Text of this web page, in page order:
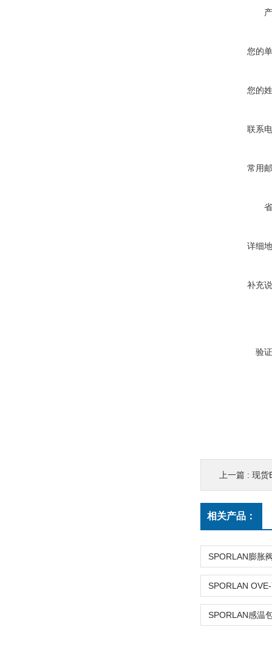
您的
您的
联系
常用
详细
补充
验
上一篇 : 现货
相关产品：